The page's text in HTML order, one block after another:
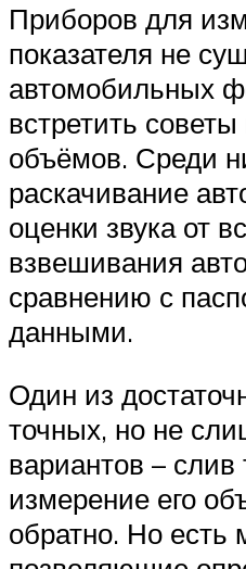
Приборов для
показателя не
автомобильных
встретить
объёмов. Среди
раскачивание
оценки звука от
взвешивания
сравнению с
данными.
Один из
точных, но не
вариантов – слив
измерение его
обратно. Но есть